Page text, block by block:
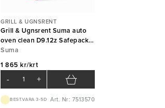
GRILL & UGNSRENT
Grill & Ugnsrent Suma auto
oven clean D9.12z Safepack
10L
Suma
1 865 kr/krt
- +
BEST.VARA 3-5D Art. Nr: 7513570